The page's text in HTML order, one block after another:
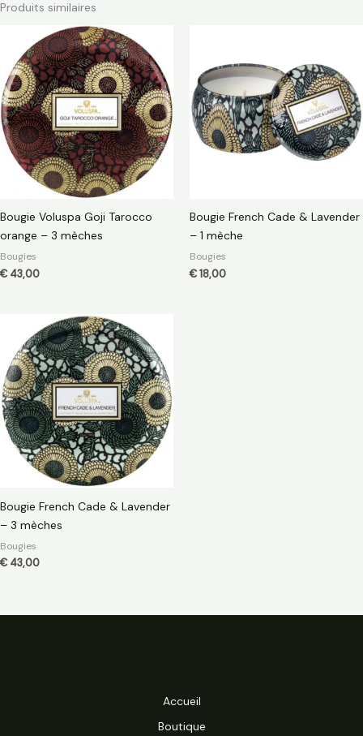
Produits similaires
Bougie Voluspa Goji Tarocco
orange – 3 mèches
Bougies
€ 43,00
Bougie French Cade & Lavender
– 1 mèche
Bougies
€18,00
Bougie French Cade & Lavender
– 3 mèches
Bougies
€ 43,00
Accueil
Boutique